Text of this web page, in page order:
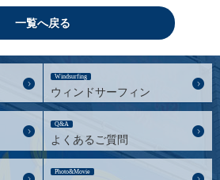
一覧へ戻る
Windsurfing
ウィンドサーフィン
Q&A
よくあるご質問
Photo&Movie